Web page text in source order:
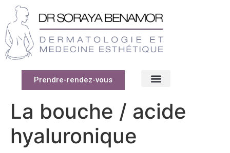
Prendre-rendez-vous
La bouche / acide
hyaluronique